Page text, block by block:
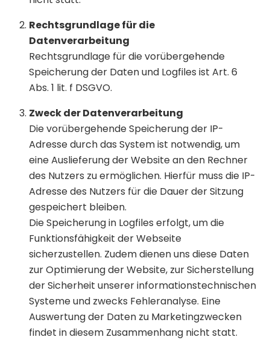
Rechtsgrundlage für die
Datenverarbeitung
Rechtsgrundlage für die vorübergehende
Speicherung der Daten und Logfiles ist Art. 6
Abs. 1 lit. f DSGVO.
Zweck der Datenverarbeitung
Die vorübergehende Speicherung der IP-
Adresse durch das System ist notwendig, um
eine Auslieferung der Website an den Rechner
des Nutzers zu ermöglichen. Hierfür muss die IP-
Adresse des Nutzers für die Dauer der Sitzung
gespeichert bleiben.
Die Speicherung in Logfiles erfolgt, um die
Funktionsfähigkeit der Webseite
sicherzustellen. Zudem dienen uns diese Daten
zur Optimierung der Website, zur Sicherstellung
der Sicherheit unserer informationstechnischen
Systeme und zwecks Fehleranalyse. Eine
Auswertung der Daten zu Marketingzwecken
findet in diesem Zusammenhang nicht statt.